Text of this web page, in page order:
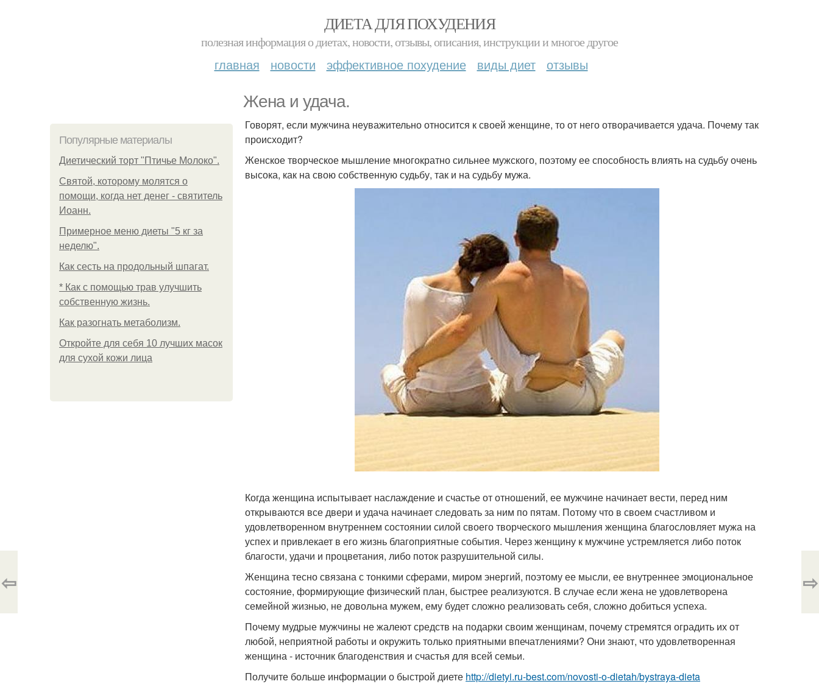
ДИЕТА ДЛЯ ПОХУДЕНИЯ
полезная информация о диетах, новости, отзывы, описания, инструкции и многое другое
главная новости эффективное похудение виды диет отзывы
Жена и удача.
Популярные материалы
Диетический торт "Птичье Молоко".
Святой, которому молятся о
помощи, когда нет денег - святитель
Иоанн.
Примерное меню диеты "5 кг за
неделю".
Как сесть на продольный шпагат.
* Как с помощью трав улучшить
собственную жизнь.
Как разогнать метаболизм.
Откройте для себя 10 лучших масок
для сухой кожи лица
Говорят, если мужчина неуважительно относится к своей женщине, то от него отворачивается удача. Почему так
происходит?
Женское творческое мышление многократно сильнее мужского, поэтому ее способность влиять на судьбу очень
высока, как на свою собственную судьбу, так и на судьбу мужа.
Когда женщина испытывает наслаждение и счастье от отношений, ее мужчине начинает вести, перед ним
открываются все двери и удача начинает следовать за ним по пятам. Потому что в своем счастливом и
удовлетворенном внутреннем состоянии силой своего творческого мышления женщина благословляет мужа на
успех и привлекает в его жизнь благоприятные события. Через женщину к мужчине устремляется либо поток
благости, удачи и процветания, либо поток разрушительной силы.
Женщина тесно связана с тонкими сферами, миром энергий, поэтому ее мысли, ее внутреннее эмоциональное
состояние, формирующие физический план, быстрее реализуются. В случае если жена не удовлетворена
семейной жизнью, не довольна мужем, ему будет сложно реализовать себя, сложно добиться успеха.
Почему мудрые мужчины не жалеют средств на подарки своим женщинам, почему стремятся оградить их от
любой, неприятной работы и окружить только приятными впечатлениями? Они знают, что удовлетворенная
женщина - источник благоденствия и счастья для всей семьи.
Получите больше информации о быстрой диете http://dietyi.ru-best.com/novosti-o-dietah/bystraya-dieta
⇦ ⇨